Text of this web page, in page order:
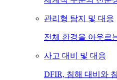
관리형 탐지 및 대응
전체 환경을 아우르
사고 대비 및 대응
DFIR, 침해 대비와